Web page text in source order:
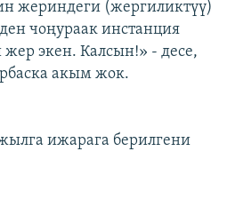
жериндеги (жергиликтүү)
чоңураак инстанция
экен. Калсын!» - десе,
акым жок.
ижарага берилгени